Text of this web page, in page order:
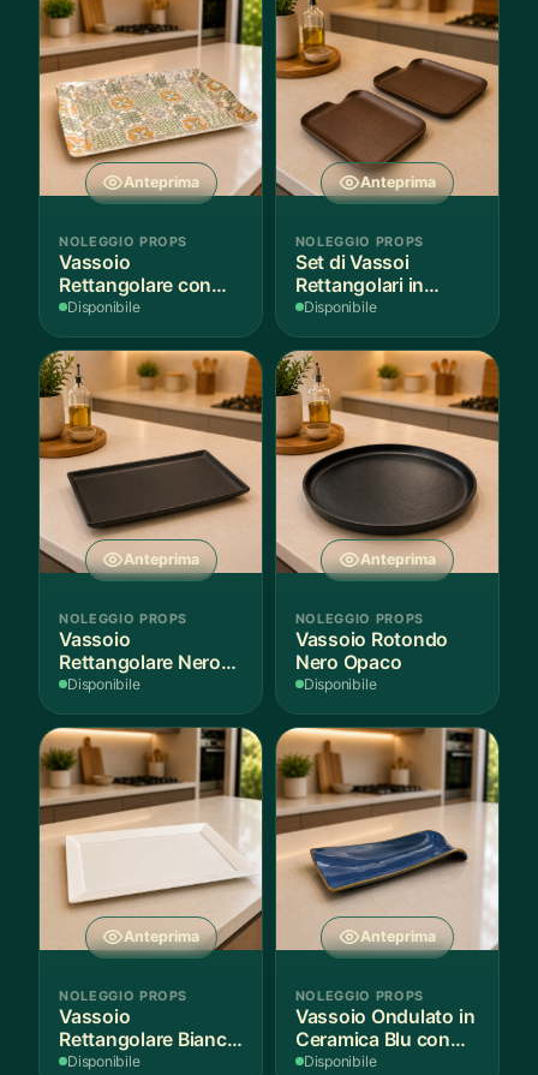
Anteprima
NOLEGGIO PROPS
Vassoio
Rettangolare con
Fantasia
Disponibile
Anteprima
NOLEGGIO PROPS
Set di Vassoi
Rettangolari in
Finitura Legno
Disponibile
Anteprima
NOLEGGIO PROPS
Vassoio
Rettangolare Nero
Opaco
Disponibile
Anteprima
NOLEGGIO PROPS
Vassoio Rotondo
Nero Opaco
Disponibile
Anteprima
NOLEGGIO PROPS
Vassoio
Rettangolare Bianco
per Scenografie
Disponibile
Anteprima
NOLEGGIO PROPS
Vassoio Ondulato in
Ceramica Blu con
Bordo Dorato
Disponibile